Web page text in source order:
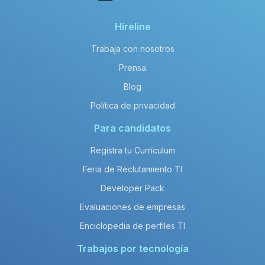
Hireline
Trabaja con nosotros
Prensa
Blog
Política de privacidad
Para candidatos
Registra tu Currículum
Feria de Reclutamiento TI
Developer Pack
Evaluaciones de empresas
Enciclopedia de perfiles TI
Trabajos por tecnología